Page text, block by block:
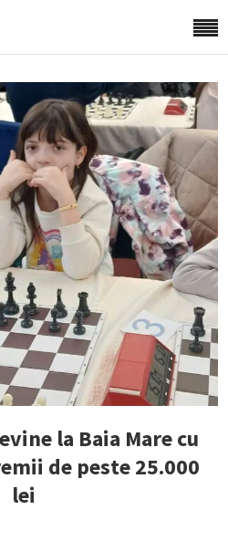
la Baia Mare cu
de peste 25.000
lei